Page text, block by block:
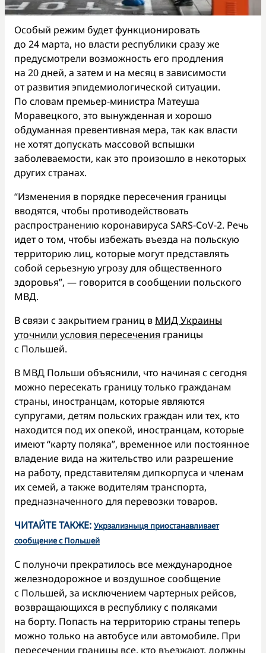
Особый режим будет функционировать
до 24 марта, но власти республики сразу же
предусмотрели возможность его продления
на 20 дней, а затем и на месяц в зависимости
от развития эпидемиологической ситуации.
По словам премьер-министра Матеуша
Моравецкого, это вынужденная и хорошо
обдуманная превентивная мера, так как власти
не хотят допускать массовой вспышки
заболеваемости, как это произошло в некоторых
других странах.
“Изменения в порядке пересечения границы
вводятся, чтобы противодействовать
распространению коронавируса SARS-CoV-2. Речь
идет о том, чтобы избежать въезда на польскую
территорию лиц, которые могут представлять
собой серьезную угрозу для общественного
здоровья”, — говорится в сообщении польского
МВД.
В связи с закрытием границ в МИД Украины
уточнили условия пересечения границы
с Польшей.
В МВД Польши объяснили, что начиная с сегодня
можно пересекать границу только гражданам
страны, иностранцам, которые являются
супругами, детям польских граждан или тех, кто
находится под их опекой, иностранцам, которые
имеют “карту поляка”, временное или постоянное
владение вида на жительство или разрешение
на работу, представителям дипкорпуса и членам
их семей, а также водителям транспорта,
предназначенного для перевозки товаров.
ЧИТАЙТЕ ТАКЖЕ: Укрзализныця приостанавливает
сообщение с Польшей
С полуночи прекратилось все международное
железнодорожное и воздушное сообщение
с Польшей, за исключением чартерных рейсов,
возвращающихся в республику с поляками
на борту. Попасть на территорию страны теперь
можно только на автобусе или автомобиле. При
пересечении границы все, кто въезжают, должны